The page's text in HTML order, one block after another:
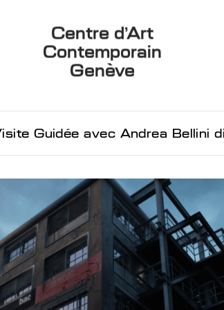
Centre d’Art
Contemporain
Genève
Guidée avec Andrea Bellini directeur du